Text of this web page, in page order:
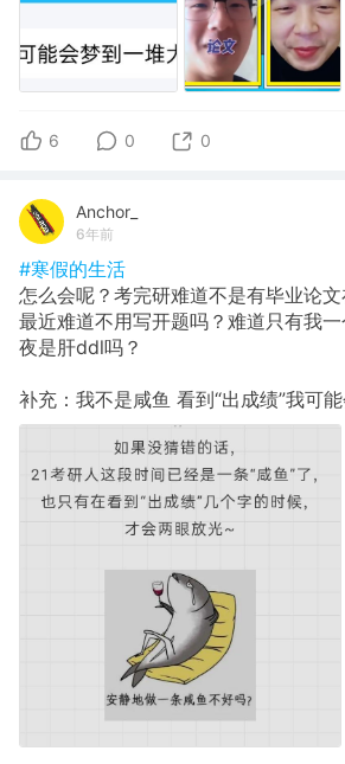
6 0 0
Anchor_
6年前
#寒假的生活
怎么会呢？考完研难道不是有毕业论
最近难道不用写开题吗？难道只有我
夜是肝ddl吗？
补充：我不是咸鱼 看到“出成绩”我可